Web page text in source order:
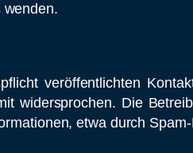
wenden.
veröffentlichten
widersprochen. Die
etwa durch